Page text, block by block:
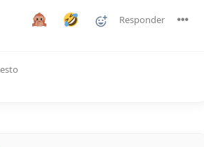
Responder